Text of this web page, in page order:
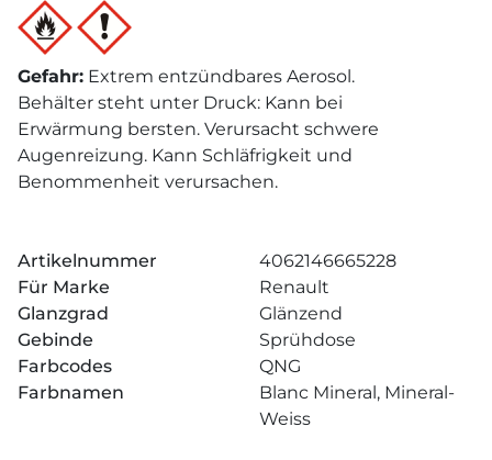
Gefahr: Extrem entzündbares Aerosol.
Behälter steht unter Druck: Kann bei
Erwärmung bersten. Verursacht schwere
Augenreizung. Kann Schläfrigkeit und
Benommenheit verursachen.
Artikelnummer
4062146665228
Für Marke
Renault
Glanzgrad
Glänzend
Gebinde
Sprühdose
Farbcodes
QNG
Farbnamen
Blanc Mineral, Mineral-
Weiss